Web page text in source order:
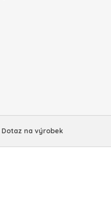
Dotaz na výrobek